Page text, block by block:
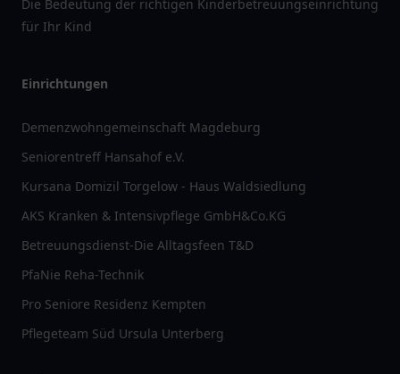
Die Bedeutung der richtigen Kinderbetreuungseinrichtung
für Ihr Kind
Einrichtungen
Demenzwohngemeinschaft Magdeburg
Seniorentreff Hansahof e.V.
Kursana Domizil Torgelow - Haus Waldsiedlung
AKS Kranken & Intensivpflege GmbH&Co.KG
Betreuungsdienst-Die Alltagsfeen T&D
PfaNie Reha-Technik
Pro Seniore Residenz Kempten
Pflegeteam Süd Ursula Unterberg